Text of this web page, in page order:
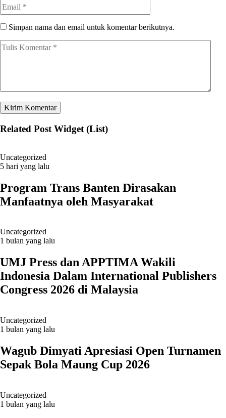
Simpan nama dan email untuk komentar berikutnya.
Related Post Widget (List)
Uncategorized
5 hari yang lalu
Program Trans Banten Dirasakan
Manfaatnya oleh Masyarakat
Uncategorized
1 bulan yang lalu
UMJ Press dan APPTIMA Wakili
Indonesia Dalam International Publishers
Congress 2026 di Malaysia
Uncategorized
1 bulan yang lalu
Wagub Dimyati Apresiasi Open Turnamen
Sepak Bola Maung Cup 2026
Uncategorized
1 bulan yang lalu